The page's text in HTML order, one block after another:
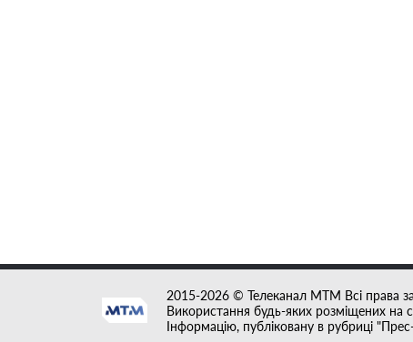
2015-2026 © Телеканал MTM Всі права
Використання будь-яких розміщених на
Інформацію, публіковану в рубриці